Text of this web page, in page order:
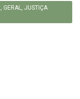
, GERAL, JUSTIÇA